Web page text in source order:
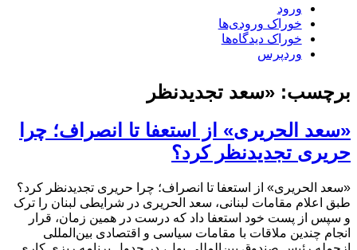
ورود
خوراک ورودی‌ها
خوراک دیدگاه‌ها
وردپرس
برچسب: «سعد تجدیدنظر
«سعد الحریری» از استعفا تا انصراف؛ چرا
حریری تجدیدنظر کرد؟
«سعد الحریری» از استعفا تا انصراف؛ چرا حریری تجدیدنظر کرد؟
طبق اعلام مقامات لبنانی، سعد الحریری در شرایطی لبنان را ترک
و سپس از پست خود استعفا داد که درست در همین زمان، قرار
انجام چندین ملاقات با مقامات سیاسی و اقتصادی بین‌المللی